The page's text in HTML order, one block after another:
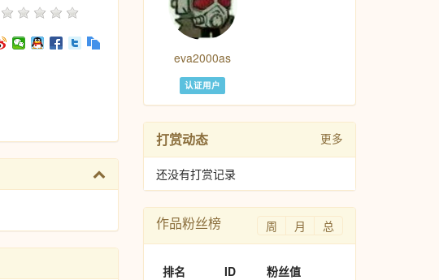
eva2000as
认证用户
打赏动态 更多
还没有打赏记录
作品粉丝榜 周 月 总
排名 ID 粉丝值